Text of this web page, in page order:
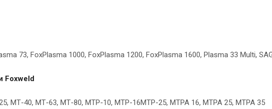
73, FoxPlasma 1000, FoxPlasma 1200, FoxPlasma 1600, Plasma 33 Multi,
Foxweld
МТ-40, МТ-63, МТ-80, МТР-10, МТР-16МТР-25, МТРА 16, МТРА 25, МТРА 35